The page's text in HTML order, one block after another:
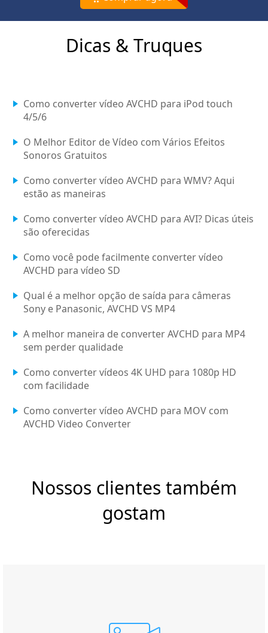
Dicas & Truques
Como converter vídeo AVCHD para iPod touch
4/5/6
O Melhor Editor de Vídeo com Vários Efeitos
Sonoros Gratuitos
Como converter vídeo AVCHD para WMV? Aqui
estão as maneiras
Como converter vídeo AVCHD para AVI? Dicas úteis
são oferecidas
Como você pode facilmente converter vídeo
AVCHD para vídeo SD
Qual é a melhor opção de saída para câmeras
Sony e Panasonic, AVCHD VS MP4
A melhor maneira de converter AVCHD para MP4
sem perder qualidade
Como converter vídeos 4K UHD para 1080p HD
com facilidade
Como converter vídeo AVCHD para MOV com
AVCHD Video Converter
Nossos clientes também
gostam